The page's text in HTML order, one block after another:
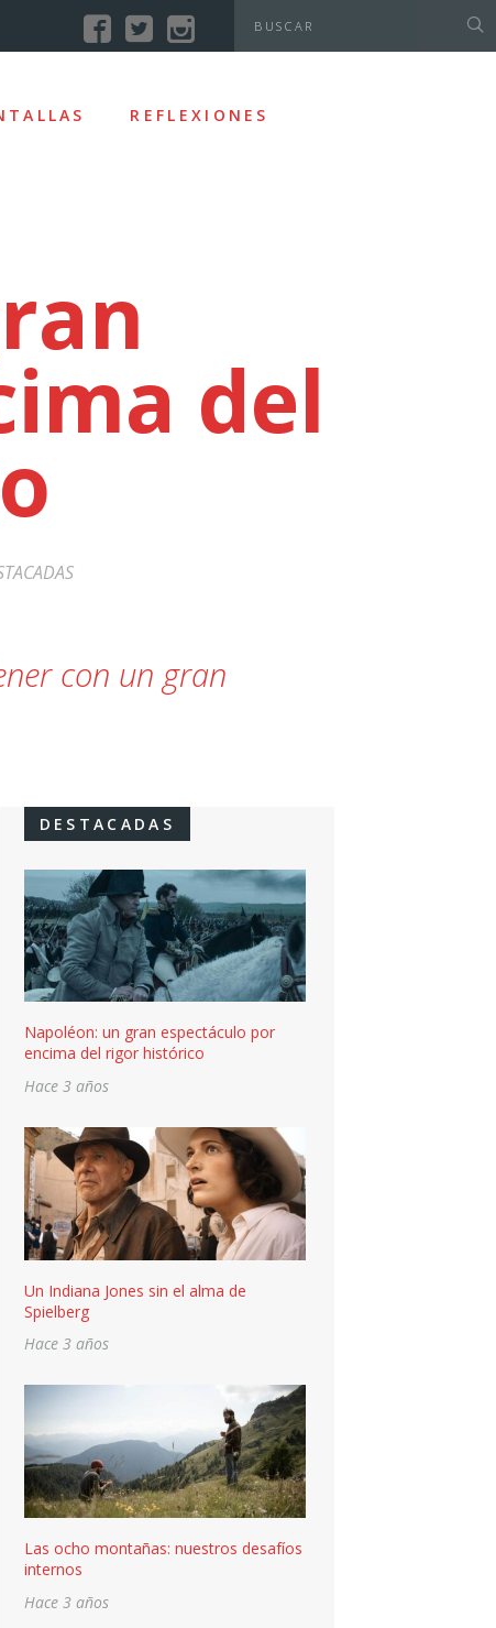
REFLEXIONES
del
con un gran
DESTACADAS
Napoléon: un gran espectáculo por
encima del rigor histórico
Hace 3 años
Un Indiana Jones sin el alma de
Spielberg
Hace 3 años
Las ocho montañas: nuestros desafíos
internos
Hace 3 años